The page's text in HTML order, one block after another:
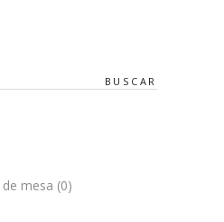
mesa (0)